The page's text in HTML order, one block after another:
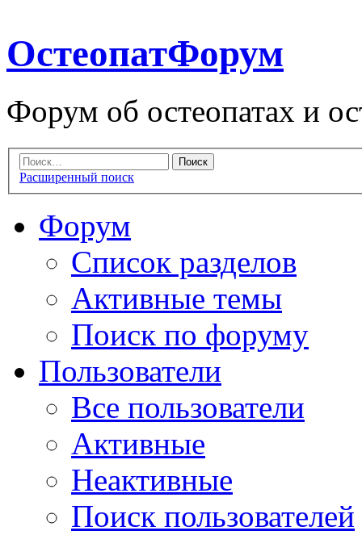
ОстеопатФорум
Форум об остеопатах и
Расширенный поиск
Форум
Список разделов
Активные темы
Поиск по форуму
Пользователи
Все пользователи
Активные
Неактивные
Поиск пользователей